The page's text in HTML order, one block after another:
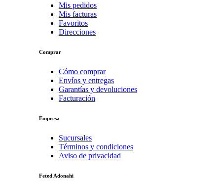
Mis pedidos
Mis facturas
Favoritos
Direcciones
Comprar
Cómo comprar
Envíos y entregas
Garantías y devoluciones
Facturación
Empresa
Sucursales
Términos y condiciones
Aviso de privacidad
Feted Adonahi